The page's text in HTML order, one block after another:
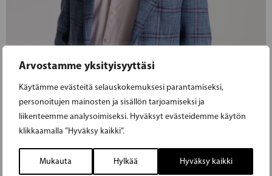
Arvostamme yksityisyyttäsi
Käytämme evästeitä selauskokemuksesi parantamiseksi,
personoitujen mainosten ja sisällön tarjoamiseksi ja
liikenteemme analysoimiseksi. Hyväksyt evästeidemme käytön
klikkaamalla ”Hyväksy kaikki”.
Mukauta Hylkää Hyväksy kaikki
ANDERS PORTIN NIMITETTY
ERITYISAVUSTAJAKSI
Anders Portin on nimitetty Liikunta-, urheilu-